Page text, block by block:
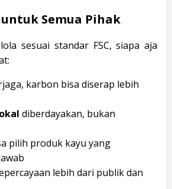
Semua Pihak
sesuai standar FSC, siapa aja
karbon bisa diserap lebih
diberdayakan, bukan
pilih produk kayu yang
lebih dari publik dan